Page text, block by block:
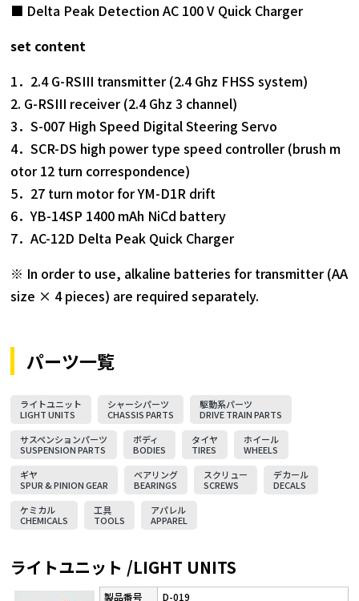
■ Delta Peak Detection AC 100 V Quick Charger
set content
1．2.4 G-RSIII transmitter (2.4 Ghz FHSS system)
2. G-RSIII receiver (2.4 Ghz 3 channel)
3．S-007 High Speed ​​Digital Steering Servo
4．SCR-DS high power type speed controller (brush m
otor 12 turn correspondence)
5．27 turn motor for YM-D1R drift
6．YB-14SP 1400 mAh NiCd battery
7．AC-12D Delta Peak Quick Charger
※ In order to use, alkaline batteries for transmitter (AA
size × 4 pieces) are required separately.
パーツ一覧
ライトユニット
LIGHT UNITS
シャーシパーツ
CHASSIS PARTS
駆動系パーツ
DRIVE TRAIN PARTS
サスペンションパーツ
SUSPENSION PARTS
ボディ
BODIES
タイヤ
TIRES
ホイール
WHEELS
ギヤ
SPUR & PINION GEAR
ベアリング
BEARINGS
スクリュー
SCREWS
デカール
DECALS
ケミカル
CHEMICALS
工具
TOOLS
アパレル
APPAREL
ライトユニット /LIGHT UNITS
D-019